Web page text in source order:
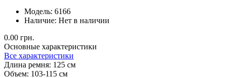
Модель: 6166
Наличие: Нет в наличии
0.00 грн.
Основные характеристики
Все характеристики
Длина ремня: 125 см
Объем: 103-115 см